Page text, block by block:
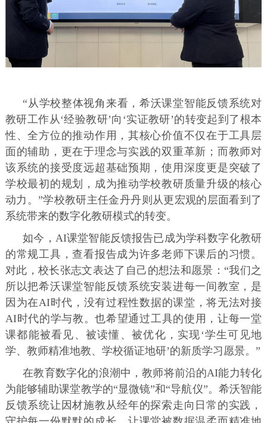
“从学校整体视角来看，希沃课堂智能反馈系统对
教研工作从‘经验教研’向‘实证教研’的转变起到了根本
性、全方位的推动作用，其核心价值不仅在于工具层
面的辅助，更在于理念与实践的双重革新；而教师对
该系统的接受度远超基础预期，使用深度更是突破了
学校最初的规划，成为推动学校教研质量升级的核心
动力。”学校教研主任金丹丹则从更宏观的层面看到了
系统带来的数字化教研模式的转变。
如今，AI课堂智能反馈报告已成为学科数字化教研
的常规工具，查看报告成为许多老师下课后的习惯。
对此，校长张志文表达了自己的想法和愿景：“我们之
所以把希沃课堂智能反馈系统安装进每一间教室，是
因为在AI时代，没有过程性数据的课堂，将无法对接
AI时代的学与教。也希望通过工具的使用，让每一堂
课都能被看见、被读懂、被优化，实现‘学生可见地
学、教师精准地教、学校循证地研’的新质学习愿景。”
在教育数字化的浪潮中，教师将前沿的AI能力转化
为能够辅助课堂教学的“显微镜”和“导航仪”。希沃智能
反馈系统让因材施教从经年的探索走向日常的实践，